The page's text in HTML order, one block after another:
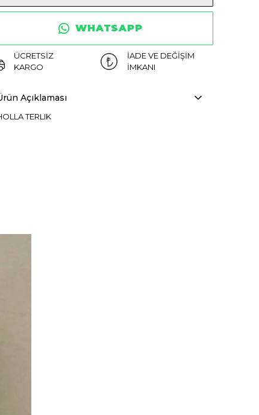
WHATSAPP
ÜCRETSİZ
KARGO
İADE VE DEĞİŞİM
İMKANI
Açıklaması
TERLIK